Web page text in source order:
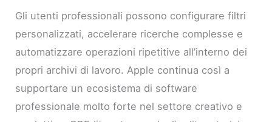
Gli utenti professionali possono configurare filtri
personalizzati, accelerare ricerche complesse e
automatizzare operazioni ripetitive all’interno dei
propri archivi di lavoro. Apple continua così a
supportare un ecosistema di software
professionale molto forte nel settore creativo e